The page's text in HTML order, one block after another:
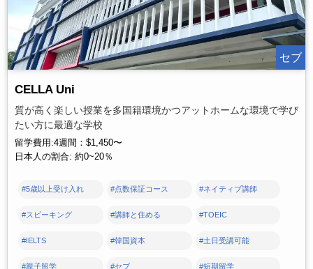
セブ
CELLA Uni
質が高く楽しい授業を多国籍環境かつアットホームな環境で学び
たい方に最適な学校
留学費用:4週間：$1,450〜
日本人の割合: 約0~20％
#5歳以上受け入れ #点数保証コース #ネイティブ講師
#スピーキング #講師と住める #TOEIC
#IELTS #韓国資本 #土日受講可能
#親子留学 #セブ #短期留学